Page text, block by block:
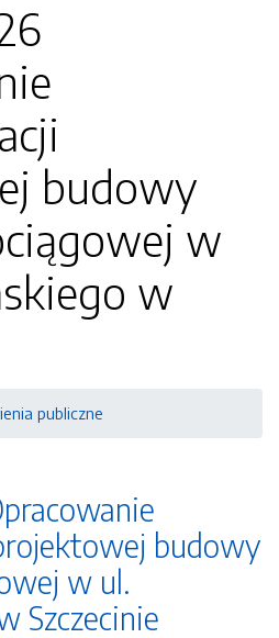
budowy
w
w
publiczne
budowy
w ul.
Szczecinie